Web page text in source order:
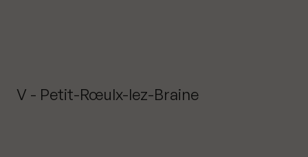
V - Petit-Rœulx-lez-Braine